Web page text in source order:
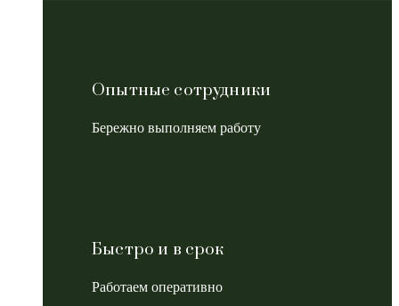
Опытные сотрудники
Бережно выполняем работу
Быстро и в срок
Работаем оперативно